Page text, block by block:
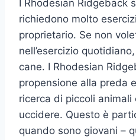
I Rhodesian Ridgeback
richiedono molto
proprietario. Se non
nell’esercizio
cane. I Rhodesian
propensione alla preda
ricerca di piccoli animali
uccidere. Questo è
quando sono giovani –